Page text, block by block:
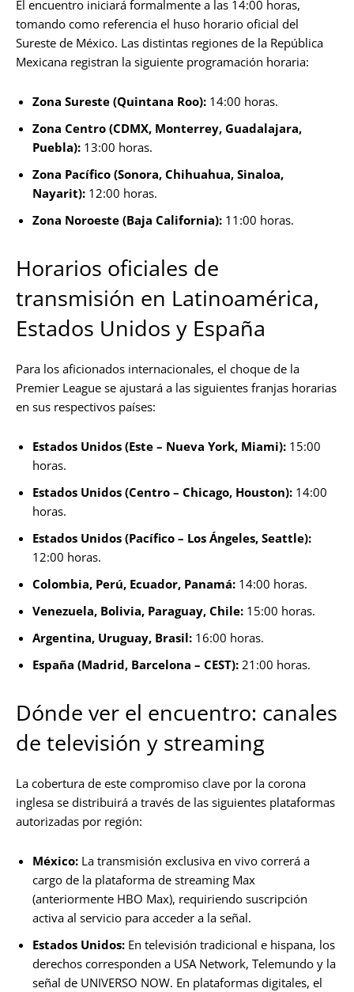
El encuentro iniciará formalmente a las 14:00 horas,
tomando como referencia el huso horario oficial del
Sureste de México. Las distintas regiones de la República
Mexicana registran la siguiente programación horaria:
Zona Sureste (Quintana Roo): 14:00 horas.
Zona Centro (CDMX, Monterrey, Guadalajara,
Puebla): 13:00 horas.
Zona Pacífico (Sonora, Chihuahua, Sinaloa,
Nayarit): 12:00 horas.
Zona Noroeste (Baja California): 11:00 horas.
Horarios oficiales de
transmisión en Latinoamérica,
Estados Unidos y España
Para los aficionados internacionales, el choque de la
Premier League se ajustará a las siguientes franjas horarias
en sus respectivos países:
Estados Unidos (Este – Nueva York, Miami): 15:00
horas.
Estados Unidos (Centro – Chicago, Houston): 14:00
horas.
Estados Unidos (Pacífico – Los Ángeles, Seattle):
12:00 horas.
Colombia, Perú, Ecuador, Panamá: 14:00 horas.
Venezuela, Bolivia, Paraguay, Chile: 15:00 horas.
Argentina, Uruguay, Brasil: 16:00 horas.
España (Madrid, Barcelona – CEST): 21:00 horas.
Dónde ver el encuentro: canales
de televisión y streaming
La cobertura de este compromiso clave por la corona
inglesa se distribuirá a través de las siguientes plataformas
autorizadas por región:
México: La transmisión exclusiva en vivo correrá a
cargo de la plataforma de streaming Max
(anteriormente HBO Max), requiriendo suscripción
activa al servicio para acceder a la señal.
Estados Unidos: En televisión tradicional e hispana, los
derechos corresponden a USA Network, Telemundo y la
señal de UNIVERSO NOW. En plataformas digitales, el